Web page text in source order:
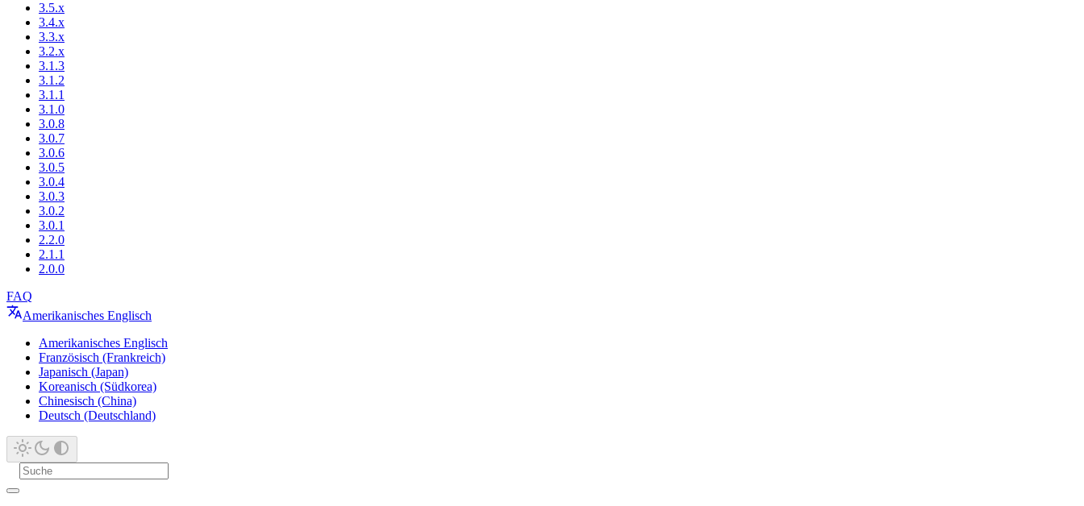
3.5.x
3.4.x
3.3.x
3.2.x
3.1.3
3.1.2
3.1.1
3.1.0
3.0.8
3.0.7
3.0.6
3.0.5
3.0.4
3.0.3
3.0.2
3.0.1
2.2.0
2.1.1
2.0.0
FAQ
Amerikanisches Englisch
Amerikanisches Englisch
Französisch (Frankreich)
Japanisch (Japan)
Koreanisch (Südkorea)
Chinesisch (China)
Deutsch (Deutschland)